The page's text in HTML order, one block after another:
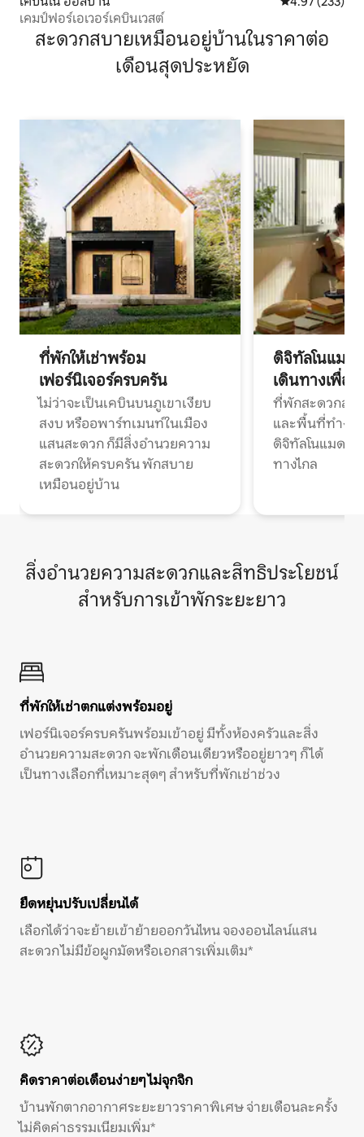
เคมป์ฟอร์เอเวอร์เคบินเวสต์
สะดวกสบายเหมือนอยู่บ้านในราคาต่อ
เดือนสุดประหยัด
ที่พักให้เช่าพร้อม
เฟอร์นิเจอร์ครบครัน
ไม่ว่าจะเป็นเคบินบนภูเขาเงียบ
สงบ หรืออพาร์ทเมนท์ในเมือง
แสนสะดวก ก็มีสิ่งอำนวยความ
สะดวกให้ครบครัน พักสบาย
เหมือนอยู่บ้าน
ดิจิทัลโนแมด
เดินทางเพื่อ
ที่พักสะดวกสบ
และพื้นที่ทำงา
ดิจิทัลโนแมดแ
ทางไกล
สิ่งอำนวยความสะดวกและสิทธิประโยชน์
สำหรับการเข้าพักระยะยาว
ที่พักให้เช่าตกแต่งพร้อมอยู่
เฟอร์นิเจอร์ครบครันพร้อมเข้าอยู่ มีทั้งห้องครัวและสิ่ง
อำนวยความสะดวก จะพักเดือนเดียวหรืออยู่ยาวๆ ก็ได้
เป็นทางเลือกที่เหมาะสุดๆ สำหรับที่พักเช่าช่วง
ยืดหยุ่นปรับเปลี่ยนได้
เลือกได้ว่าจะย้ายเข้าย้ายออกวันไหน จองออนไลน์แสน
สะดวก ไม่มีข้อผูกมัดหรือเอกสารเพิ่มเติม*
คิดราคาต่อเดือนง่ายๆ ไม่จุกจิก
บ้านพักตากอากาศระยะยาวราคาพิเศษ จ่ายเดือนละครั้ง
ไม่คิดค่าธรรมเนียมเพิ่ม*